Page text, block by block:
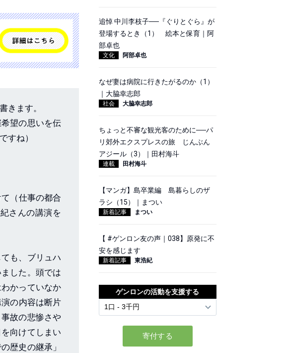
きます。
望の思いを伝
すね）
（仕事の都合
さんの講演を
も、ブリュハ
した。頭では
かっていなか
の内容は断片
故の悲惨さや
向けてしまい
歴史の継承」
追悼 中川李枝子──『ぐりとぐら』が
登場するとき（1） 絵本と保育｜阿
部卓也
文化 阿部卓也
なぜ妻は病院に行きたがるのか（1）
｜大脇幸志郎
社会 大脇幸志郎
ちょっと不審な観光客のために──パ
リ郊外エクスプレスの旅 じんぶん
アジール（3）｜田村海斗
連載 田村海斗
【マンガ】島卒業編 島暮らしのザ
ラシ（15）｜まつい
新着記事 まつい
【 #ゲンロン友の声｜038】原発に不
安を感じます
新着記事 東浩紀
ゲンロンの活動を支援する